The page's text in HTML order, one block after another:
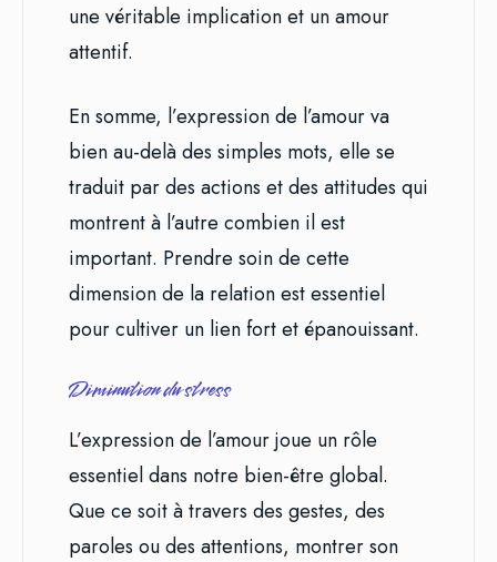
une véritable implication et un amour
attentif.
En somme, l’expression de l’amour va
bien au-delà des simples mots, elle se
traduit par des actions et des attitudes qui
montrent à l’autre combien il est
important. Prendre soin de cette
dimension de la relation est essentiel
pour cultiver un lien fort et épanouissant.
Diminution du stress
L’expression de l’amour joue un rôle
essentiel dans notre bien-être global.
Que ce soit à travers des gestes, des
paroles ou des attentions, montrer son